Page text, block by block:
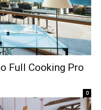
Full Cooking Pro
0